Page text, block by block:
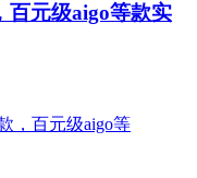
百元级aigo等款实